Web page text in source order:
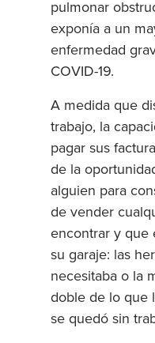
pulmonar
exponía a un
enfermedad
COVID-19.
A medida que
trabajo, la
pagar sus
de la
alguien para
de vender
encontrar y que
su garaje: las
necesitaba o la
doble de lo que
se quedó sin